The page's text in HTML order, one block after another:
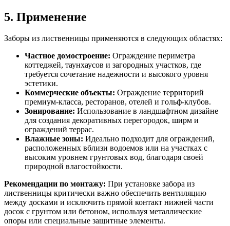
5. Применение
Заборы из лиственницы применяются в следующих областях:
Частное домостроение: Ограждение периметра
коттеджей, таунхаусов и загородных участков, где
требуется сочетание надежности и высокого уровня
эстетики.
Коммерческие объекты: Ограждение территорий
премиум-класса, ресторанов, отелей и гольф-клубов.
Зонирование: Использование в ландшафтном дизайне
для создания декоративных перегородок, ширм и
ограждений террас.
Влажные зоны: Идеально подходит для ограждений,
расположенных вблизи водоемов или на участках с
высоким уровнем грунтовых вод, благодаря своей
природной влагостойкости.
Рекомендации по монтажу: При установке забора из
лиственницы критически важно обеспечить вентиляцию
между досками и исключить прямой контакт нижней части
досок с грунтом или бетоном, используя металлические
опоры или специальные защитные элементы.